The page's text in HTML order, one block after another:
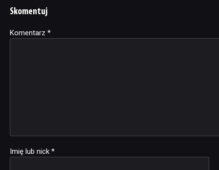
Skomentuj
Komentarz *
Imię lub nick *
Alternative: